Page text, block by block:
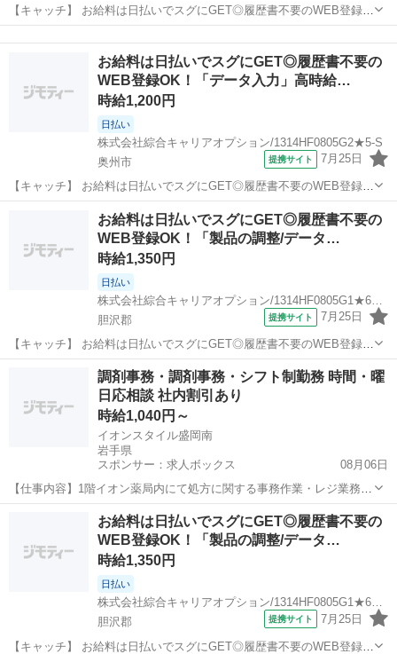
【キャッチ】 お給料は日払いでスグにGET◎履歴書不要のWEB登録
OK！「受発注/書類作成/電話受付データ入力」高時給1250円！水沢江
刺周辺！20代～40代のスタッフが多数活躍中★ 【コメント】 弊社な
ら事前の職場見学が...お給料は日払いでスグにGET◎履歴書不要の
WEB登録OK！「データ入力」高時給…
時給1,200円
日払い
株式会社綜合キャリアオプション/1314HF0805G2★5-S
奥州市
提携サイト 7月25日
【キャッチ】 お給料は日払いでスグにGET◎履歴書不要のWEB登録
OK！「データ入力」高時給1200円！水沢周辺！20代～40代のスタッ
フが多数活躍中★ 【コメント】 製造のお仕事が豊富★未経験で働いて
みたい方も大歓迎！ ...
一般事務
お給料は日払いでスグにGET◎履歴書不要の
WEB登録OK！「製品の調整/データ…
時給1,350円
日払い
株式会社綜合キャリアオプション/1314HF0805G1★67-N
胆沢郡
提携サイト 7月25日
【キャッチ】 お給料は日払いでスグにGET◎履歴書不要のWEB登録
OK！「製品の調整/データ入力」高時給1350円！六原周辺！20代～40
代のスタッフが多数活躍中★ 【コメント】 製造のお仕事をお探しの方
必見！ 「経験な...
胆沢郡 一般事務
調剤事務・調剤事務・シフト制勤務 時間・曜
日応相談 社内割引あり
時給1,040円～
イオンスタイル盛岡南
岩手県
スポンサー：求人ボックス
08月06日
【仕事内容】1階イオン薬局内にて処方に関する事務作業・レジ業務・
お客さま対応等を実施していただきます。 【経験・資格】<応募要件>
・Wワーク要相談( 兼業の可否は当社の規定によります) ・勤務曜日要
相談( 平日のみ・土日祝日のみ...
アルバイト・パート
お給料は日払いでスグにGET◎履歴書不要の
WEB登録OK！「製品の調整/データ…
時給1,350円
日払い
株式会社綜合キャリアオプション/1314HF0805G1★68-N
胆沢郡
提携サイト 7月25日
【キャッチ】 お給料は日払いでスグにGET◎履歴書不要のWEB登録